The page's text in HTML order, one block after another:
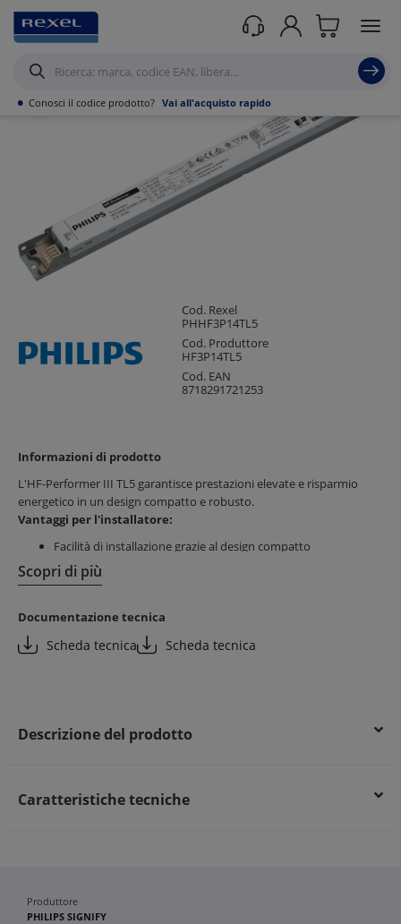
• Conosci il codice prodotto? Vai all'acquisto rapido
Prodotti /Illuminazione Accessoristica per l'illuminazione/Accessori per
lampade fluorescenti
Cod. Rexel
PHHF3P14TL5
Cod. Produttore
HF3P14TL5
Cod. EAN
8718291721253
Informazioni di prodotto
L'HF-Performer III TL5 garantisce prestazioni elevate e risparmio
energetico in un design compatto e robusto.
Vantaggi per l'installatore:
Facilità di installazione grazie al design compatto
Risparmio di tempo durante il montaggio
Conformità agli standard internazionali per sicurezza e
Vantaggi per il cliente finale:
Elevata efficienza energetica (CELMA EEI A2 BAT)
Scopri di più
Documentazione tecnica
Scheda tecnica Scheda tecnica
Descrizione del prodotto
Caratteristiche tecniche
Produttore
PHILIPS SIGNIFY